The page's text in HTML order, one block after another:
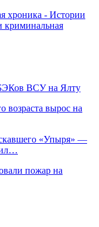
хроника - Истории
криминальная
БЭКов ВСУ на Ялту
возраста вырос на
«Упыря» —
пожар на